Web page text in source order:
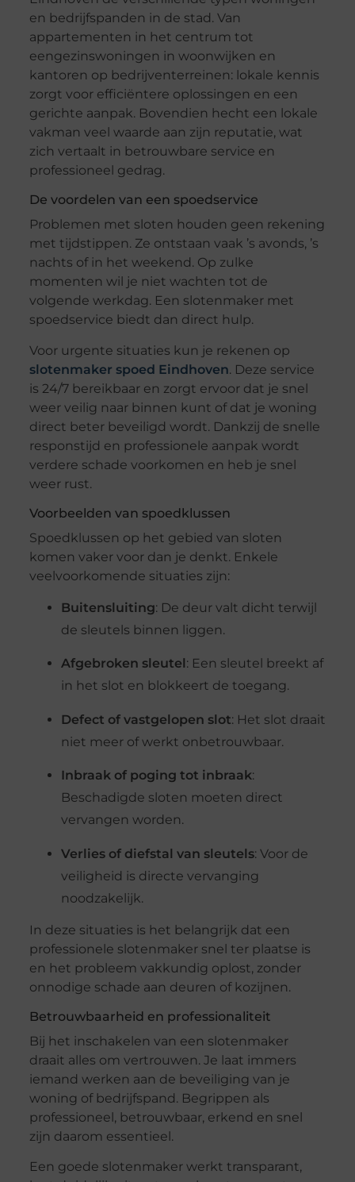
en bedrijfspanden in de stad. Van
appartementen in het centrum tot
eengezinswoningen in woonwijken en
kantoren op bedrijventerreinen: lokale kennis
zorgt voor efficiëntere oplossingen en een
gerichte aanpak. Bovendien hecht een lokale
vakman veel waarde aan zijn reputatie, wat
zich vertaalt in betrouwbare service en
professioneel gedrag.
De voordelen van een spoedservice
Problemen met sloten houden geen rekening
met tijdstippen. Ze ontstaan vaak ’s avonds, ’s
nachts of in het weekend. Op zulke
momenten wil je niet wachten tot de
volgende werkdag. Een slotenmaker met
spoedservice biedt dan direct hulp.
Voor urgente situaties kun je rekenen op
slotenmaker spoed Eindhoven. Deze service
is 24/7 bereikbaar en zorgt ervoor dat je snel
weer veilig naar binnen kunt of dat je woning
direct beter beveiligd wordt. Dankzij de snelle
responstijd en professionele aanpak wordt
verdere schade voorkomen en heb je snel
weer rust.
Voorbeelden van spoedklussen
Spoedklussen op het gebied van sloten
komen vaker voor dan je denkt. Enkele
veelvoorkomende situaties zijn:
Buitensluiting: De deur valt dicht terwijl
de sleutels binnen liggen.
Afgebroken sleutel : Een sleutel breekt af
in het slot en blokkeert de toegang.
Defect of vastgelopen slot: Het slot draait
niet meer of werkt onbetrouwbaar.
Inbraak of poging tot inbraak:
Beschadigde sloten moeten direct
vervangen worden.
Verlies of diefstal van sleutels: Voor de
veiligheid is directe vervanging
noodzakelijk.
In deze situaties is het belangrijk dat een
professionele slotenmaker snel ter plaatse is
en het probleem vakkundig oplost, zonder
onnodige schade aan deuren of kozijnen.
Betrouwbaarheid en professionaliteit
Bij het inschakelen van een slotenmaker
draait alles om vertrouwen. Je laat immers
iemand werken aan de beveiliging van je
woning of bedrijfspand. Begrippen als
professioneel, betrouwbaar, erkend en snel
zijn daarom essentieel.
Een goede slotenmaker werkt transparant,